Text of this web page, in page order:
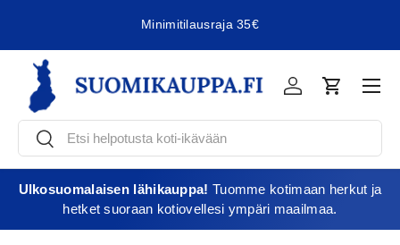
Minimitilausraja 35€
EtsiEtsi
KirjauduOstoskori
Ulkosuomalaisen lähikauppa! Tuomme kotimaan herkut ja
hetket suoraan kotiovellesi ympäri maailmaa.